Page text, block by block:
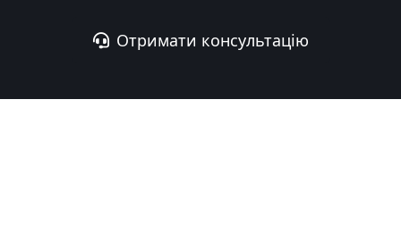
Отримати консультацію